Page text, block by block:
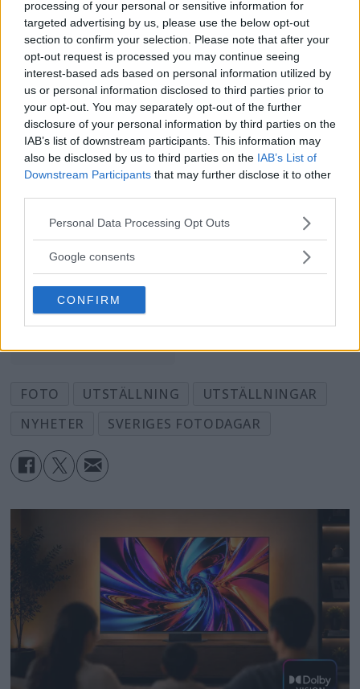
processing of your personal or sensitive information for
targeted advertising by us, please use the below opt-out
section to confirm your selection. Please note that after your
opt-out request is processed you may continue seeing
interest-based ads based on personal information utilized by
us or personal information disclosed to third parties prior to
your opt-out. You may separately opt-out of the further
disclosure of your personal information by third parties on the
IAB’s list of downstream participants. This information may
also be disclosed by us to third parties on the IAB’s List of
Downstream Participants that may further disclose it to other
Please note that this website/app uses one or more Google
not limited to your visit or usage behaviour. You may click to
use your data for below specified purposes in below Google
consent section.
Personal Data Processing Opt Outs
Google consents
CONFIRM
upplevelser han har på fjället, skapa en känsla av
att vara där och uppleva mötet med djuren i den
natur de befinner sig i. Magnus bilder kommer att
visas på Sveriges Fotodagar i Umeå den åttonde
oktober.
Läs även
Sveriges Fotodagar
till Umeå, Göteborg,
FOTO UTSTÄLLNING
UTSTÄLLNINGAR
NYHETER
SVERIGES FOTODAGAR